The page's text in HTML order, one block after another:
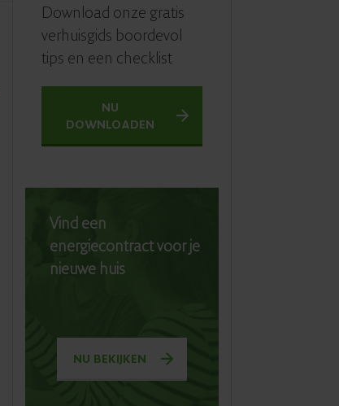
Download onze gratis
verhuisgids boordevol
tips en een checklist
NU
DOWNLOADEN
Vind een
energiecontract voor je
nieuwe huis
NU BEKIJKEN